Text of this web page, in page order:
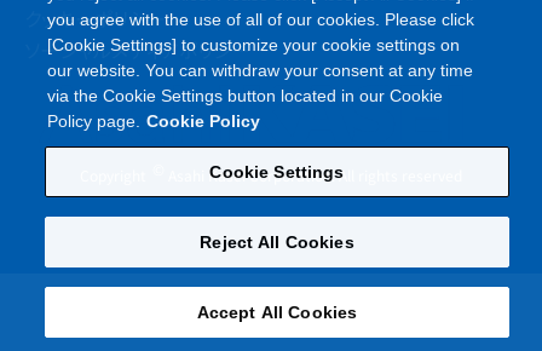
クッキーポリシー
ソーシャルメディアポリシー
Asahi Kasei Corporation. All rights reserved
you agree with the use of all of our cookies. Please click
[Cookie Settings] to customize your cookie settings on
our website. You can withdraw your consent at any time
via the Cookie Settings button located in our Cookie
Policy page. Cookie Policy
Cookie Settings
Reject All Cookies
Accept All Cookies